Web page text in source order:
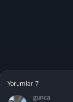
Yorumlar 7
gunca